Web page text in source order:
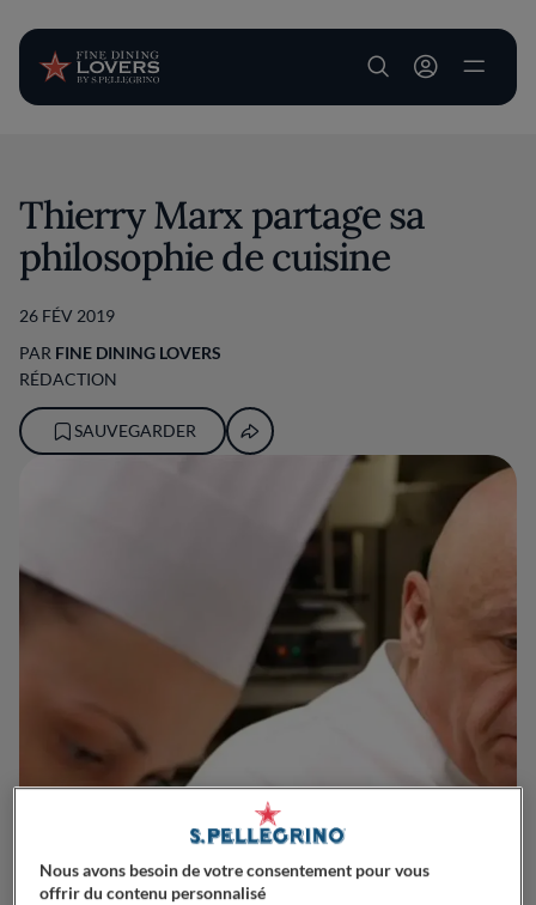
User account
Thierry Marx partage sa
philosophie de cuisine
26 FÉV 2019
PAR FINE DINING LOVERS
RÉDACTION
SAUVEGARDER
Nous avons besoin de votre consentement pour vous
offrir du contenu personnalisé